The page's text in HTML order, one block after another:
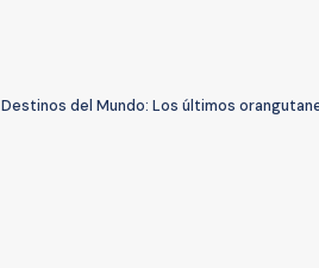
Destinos del Mundo: Los últimos